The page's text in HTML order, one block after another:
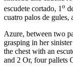
escudete cortado, 1 o
cuatro palos de gules,
Azure, between two
grasping in her
the chest with an
and 2 Or, four pallets